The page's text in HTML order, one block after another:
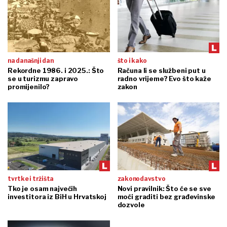
na današnji dan
Rekordne 1986. i 2025.: Što
se u turizmu zapravo
promijenilo?
što i kako
Računa li se službeni put u
radno vrijeme? Evo što kaže
zakon
tvrtke i tržišta
Tko je osam najvećih
investitora iz BiH u Hrvatskoj
zakonodavstvo
Novi pravilnik: Što će se sve
moći graditi bez građevinske
dozvole